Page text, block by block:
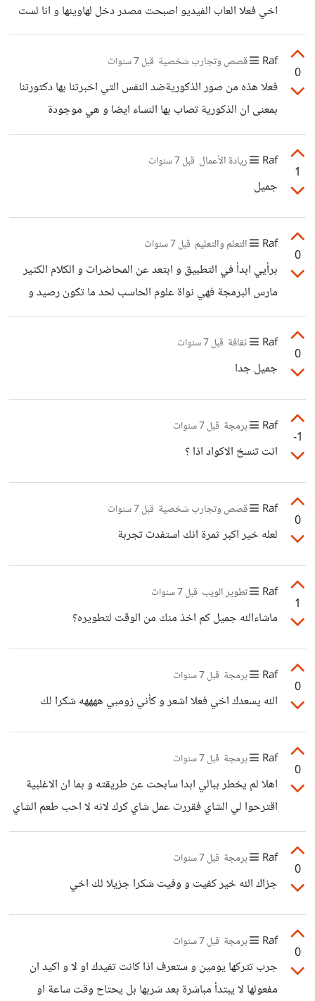
اخي فعلا العاب الفيديو اصبحت مصدر دخل لهاوينها و انا لست
منهم فقط للتسلية دون ان اطمح احترافها
0
Raf قصص وتجارب شخصية قبل 7 سنوات
فعلا هذه من صور الذكوريةضد النفس التي اخبرتنا بها دكتورتنا
بمعنى ان الذكورية تصاب بها النساء ايضا و هي موجودة
بمجتمعنا بدون ما نشعر لأنها تنشئ مع التنشئة الاجتماعية
1
Raf ريادة الأعمال قبل 7 سنوات
جميل
0
Raf التعلم والتعليم قبل 7 سنوات
برأيي ابدأ في التطبيق و ابتعد عن المحاضرات و الكلام الكثير
مارس البرمجة فهي نواة علوم الحاسب لحد ما تكون رصيد و
خبرة كافية ثم وسع مداركك بهذه الكورسات
0
Raf ثقافة قبل 7 سنوات
جميل جدا
-1
Raf برمجة قبل 7 سنوات
انت تنسخ الاكواد اذا ؟
0
Raf قصص وتجارب شخصية قبل 7 سنوات
لعله خير اكبر ثمرة انك استفدت تجربة
1
Raf تطوير الويب قبل 7 سنوات
ماشاءالله جميل كم اخذ منك من الوقت لتطويره؟
0
Raf برمجة قبل 7 سنوات
الله يسعدك اخي فعلا اشعر و كأني زومبي ههههه شكرا لك
0
Raf برمجة قبل 7 سنوات
اهلا لم يخطر ببالي ابدا سابحث عن طريقته و بما ان الاغلبية
اقترحوا لي الشاي فقررت عمل شاي كرك لانه لا احب طعم الشاي
فقررت تحليته ببعض الاضافات و سنجرب و هذه انا انتظره يغلي
على النار هههه شكرا لك
0
Raf برمجة قبل 7 سنوات
جزاك الله خير كفيت و وفيت شكرا جزيلا لك اخي
0
Raf برمجة قبل 7 سنوات
جرب تتركها يومين و ستعرف اذا كانت تفيدك او لا و اكيد ان
مفعولها لا يبتدأ مباشرة بعد شربها بل يحتاح وقت ساعة او